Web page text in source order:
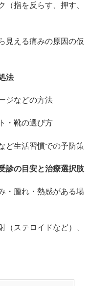
（指を反らす、押す、
見える痛みの原因の仮
法
ジなどの方法
・靴の選び方
ど生活習慣での予防策
診の目安と治療選択肢
・腫れ・熱感がある場
（ステロイドなど）、